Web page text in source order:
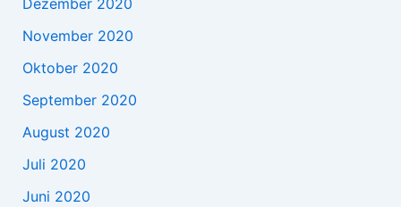
Dezember 2020
November 2020
Oktober 2020
September 2020
August 2020
Juli 2020
Juni 2020